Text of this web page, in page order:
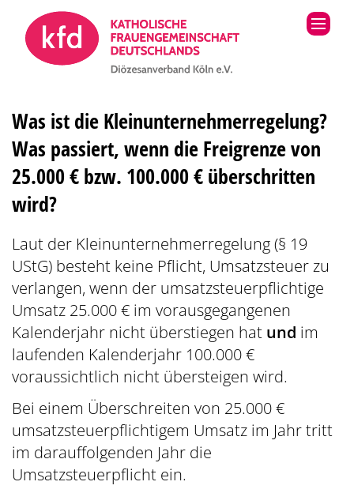
Zum Inhalt springen
Was ist die Kleinunternehmerregelung?
Was passiert, wenn die Freigrenze von
25.000 € bzw. 100.000 € überschritten
wird?
Laut der Kleinunternehmerregelung (§ 19
UStG) besteht keine Pflicht, Umsatzsteuer zu
verlangen, wenn der umsatzsteuerpflichtige
Umsatz 25.000 € im vorausgegangenen
Kalenderjahr nicht überstiegen hat und im
laufenden Kalenderjahr 100.000 €
voraussichtlich nicht übersteigen wird.
Bei einem Überschreiten von 25.000 €
umsatzsteuerpflichtigem Umsatz im Jahr tritt
im darauffolgenden Jahr die
Umsatzsteuerpflicht ein.